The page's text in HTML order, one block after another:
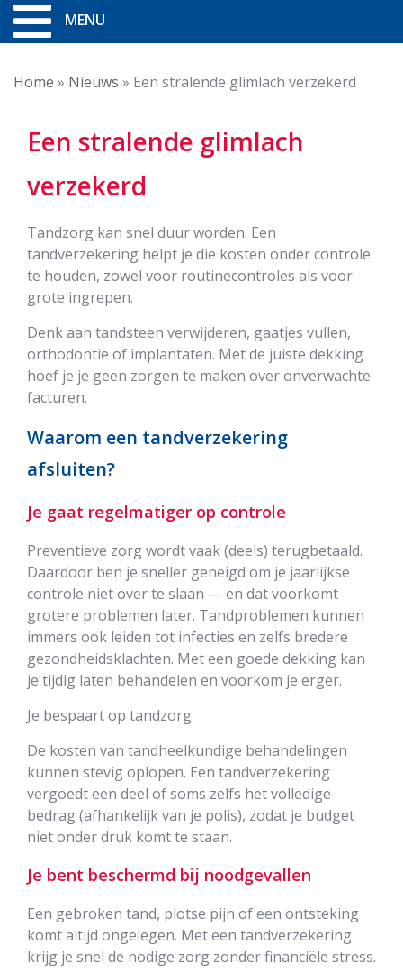
MENU
Home » Nieuws » Een stralende glimlach verzekerd
Een stralende glimlach
verzekerd
Tandzorg kan snel duur worden. Een
tandverzekering helpt je die kosten onder controle
te houden, zowel voor routinecontroles als voor
grote ingrepen.
Denk aan tandsteen verwijderen, gaatjes vullen,
orthodontie of implantaten. Met de juiste dekking
hoef je je geen zorgen te maken over onverwachte
facturen.
Waarom een tandverzekering
afsluiten?
Je gaat regelmatiger op controle
Preventieve zorg wordt vaak (deels) terugbetaald.
Daardoor ben je sneller geneigd om je jaarlijkse
controle niet over te slaan — en dat voorkomt
grotere problemen later. Tandproblemen kunnen
immers ook leiden tot infecties en zelfs bredere
gezondheidsklachten. Met een goede dekking kan
je tijdig laten behandelen en voorkom je erger.
Je bespaart op tandzorg
De kosten van tandheelkundige behandelingen
kunnen stevig oplopen. Een tandverzekering
vergoedt een deel of soms zelfs het volledige
bedrag (afhankelijk van je polis), zodat je budget
niet onder druk komt te staan.
Je bent beschermd bij noodgevallen
Een gebroken tand, plotse pijn of een ontsteking
komt altijd ongelegen. Met een tandverzekering
krijg je snel de nodige zorg zonder financiële stress.